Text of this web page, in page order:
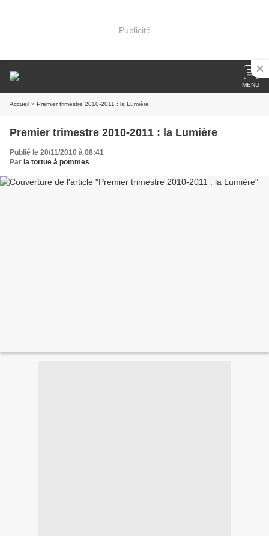
Publicité
MENU
Accueil » Premier trimestre 2010-2011 : la Lumière
Premier trimestre 2010-2011 : la Lumière
Publié le 20/11/2010 à 08:41
Par la tortue à pommes